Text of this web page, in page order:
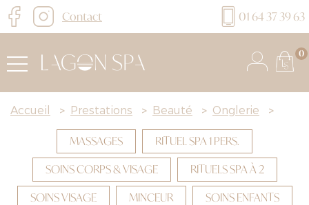
Contact 01 64 37 39 63
0
Accueil > Prestations > Beauté > Onglerie >
MASSAGES
RITUEL SPA 1 PERS.
SOINS CORPS & VISAGE
RITUELS SPA À 2
SOINS VISAGE
MINCEUR
SOINS ENFANTS